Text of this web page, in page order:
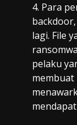
Para
lagi. File
pelaku